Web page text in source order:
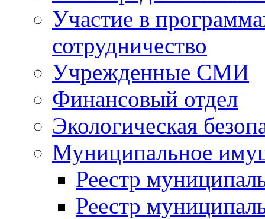
Участие в
сотрудничество
Учрежденные СМИ
Финансовый отдел
Экологическая
Муниципальное
Реестр
Реестр